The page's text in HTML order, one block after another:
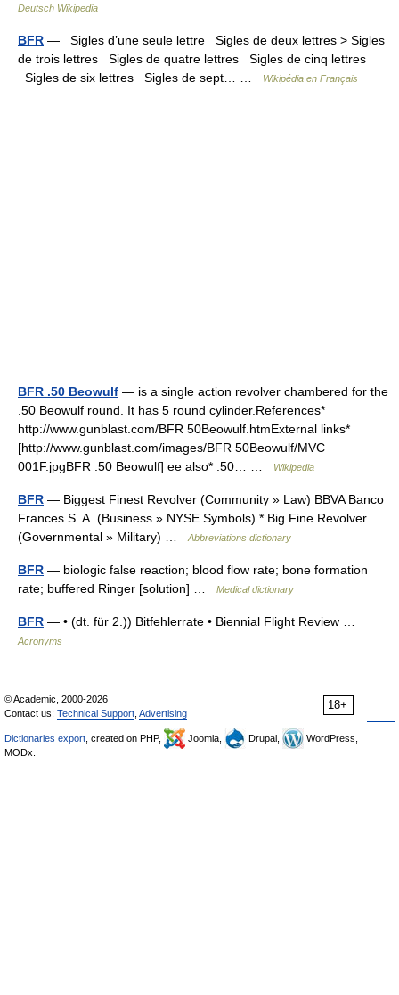
Deutsch Wikipedia
BFR — Sigles d’une seule lettre Sigles de deux lettres > Sigles
de trois lettres Sigles de quatre lettres Sigles de cinq lettres
Sigles de six lettres Sigles de sept… …
Wikipédia en Français
BFR .50 Beowulf — is a single action revolver chambered for the
.50 Beowulf round. It has 5 round cylinder.References*
http://www.gunblast.com/BFR 50Beowulf.htmExternal links*
[http://www.gunblast.com/images/BFR 50Beowulf/MVC
001F.jpgBFR .50 Beowulf] ee also* .50… …
Wikipedia
BFR — Biggest Finest Revolver (Community » Law) BBVA Banco
Frances S. A. (Business » NYSE Symbols) * Big Fine Revolver
(Governmental » Military) …
Abbreviations dictionary
BFR — biologic false reaction; blood flow rate; bone formation
rate; buffered Ringer [solution] …
Medical dictionary
BFR — • (dt. für 2.)) Bitfehlerrate • Biennial Flight Review …
Acronyms
18+
© Academic, 2000-2026
Contact us: Technical Support Advertising
Dictionaries export , created on PHP, Joomla, Drupal,
WordPress,
MODx.